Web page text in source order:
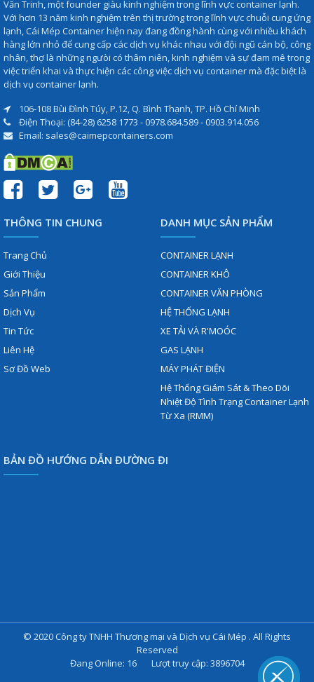
Văn Trinh, một founder giàu kinh nghiệm trong lĩnh vực container lạnh.
Với hơn 13 năm kinh nghiệm trên thị trường trong lĩnh vực chuỗi cung ứng
lạnh, Cái Mép Container hiện nay đang đồng hành cùng với nhiều khách
hàng lớn nhỏ để cung cấp các dịch vụ khác nhau với đội ngũ cán bộ, công
nhân, thợ là những ngưòi có thâm niên, kinh nghiệm và sự đam mê trong
việc triển khai và thực hiện các công việc dịch vụ container mà đặc biệt là
dịch vụ container lạnh.
106-108 Bùi Đình Túy, P.12, Q. Bình Thạnh, TP. Hồ Chí Minh
Điện Thoại: (84-28) 6258 1773 - 0978.684.589 - 0903.914.056
Email: sales@caimepcontainers.com
THÔNG TIN CHUNG
Trang Chủ
Giới Thiệu
Sản Phẩm
Dịch Vụ
Tin Tức
Liên Hệ
Sơ Đồ Web
DANH MỤC SẢN PHẨM
CONTAINER LẠNH
CONTAINER KHÔ
CONTAINER VĂN PHÒNG
HỆ THỐNG LẠNH
XE TẢI VÀ R'MOÓC
GAS LẠNH
MÁY PHÁT ĐIỆN
Hệ Thống Giám Sát & Theo Dõi
Nhiệt Độ Tình Trạng Container Lạnh
Từ Xa (RMM)
BẢN ĐỒ HƯỚNG DẪN ĐƯỜNG ĐI
© 2020 Công ty TNHH Thương mại và Dịch vụ Cái Mép . All Rights
Reserved
Đang Online: 16 Lượt truy cập: 3896704